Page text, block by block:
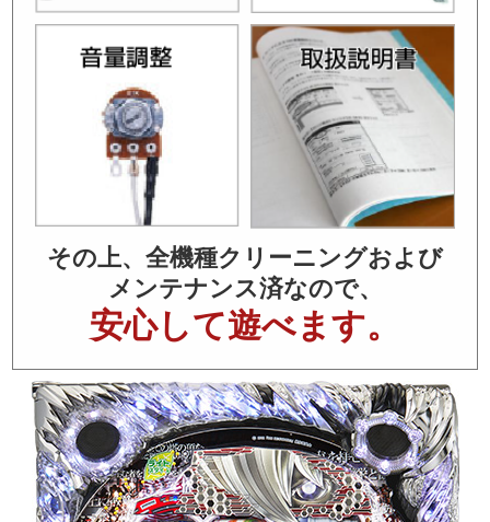
その上、全機種クリーニングおよび
メンテナンス済なので、
安心して遊べます。